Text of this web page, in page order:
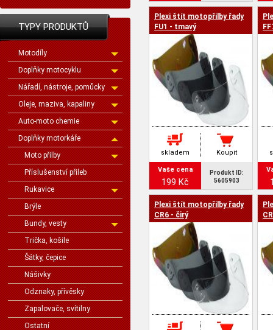
TYPY PRODUKTŮ
Motodíly
Doplňky motocyklu
Nářadí, nástroje, pomůcky
Oleje, maziva, kapaliny
Auto-moto chemie
Doplňky motorkáře
Moto přilby
Příslušenství přileb
Rukavice
Brýle
Bundy, vesty
Trička, košile
Šátky, čepice
Nášivky
Odznaky, přívěsky
Zapalovače, svítilny
Ostatní
Plexi štít motopřilby řady
FU1 - tmavý
skladem Koupit
Vaše cena
199 Kč
Produkt ID:
5605903
Plexi štít motopřilby řady
CR6 - čirý